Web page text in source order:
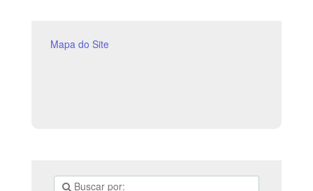
Mapa do Site